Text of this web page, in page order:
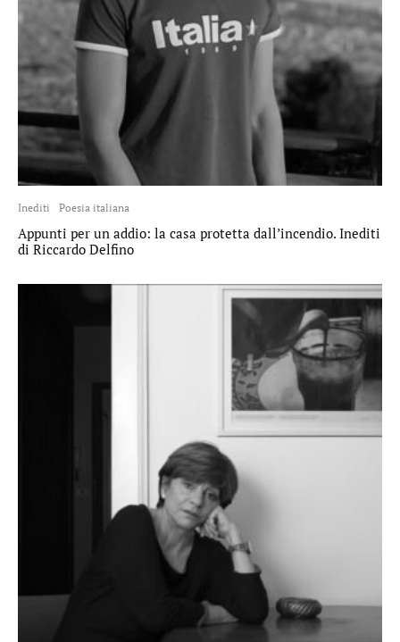
Inediti Poesia italiana
Appunti per un addio: la casa protetta dall’incendio. Inediti
di Riccardo Delfino